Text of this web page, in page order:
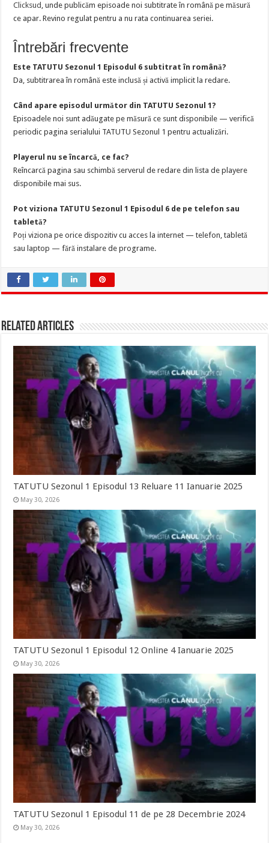
Clicksud , unde publicăm episoade noi subtitrate în română pe măsură
ce apar. Revino regulat pentru a nu rata continuarea seriei.
Întrebări frecvente
Este TATUTU Sezonul 1 Episodul 6 subtitrat în română?
Da, subtitrarea în română este inclusă și activă implicit la redare.
Când apare episodul următor din TATUTU Sezonul 1?
Episoadele noi sunt adăugate pe măsură ce sunt disponibile — verifică
periodic pagina serialului TATUTU Sezonul 1 pentru actualizări.
Playerul nu se încarcă, ce fac?
Reîncarcă pagina sau schimbă serverul de redare din lista de playere
disponibile mai sus.
Pot viziona TATUTU Sezonul 1 Episodul 6 de pe telefon sau
tabletă?
Poți viziona pe orice dispozitiv cu acces la internet — telefon, tabletă
sau laptop — fără instalare de programe.
Related Articles
TATUTU Sezonul 1 Episodul 13 Reluare 11 Ianuarie 2025
May 30, 2026
TATUTU Sezonul 1 Episodul 12 Online 4 Ianuarie 2025
May 30, 2026
TATUTU Sezonul 1 Episodul 11 de pe 28 Decembrie 2024
May 30, 2026